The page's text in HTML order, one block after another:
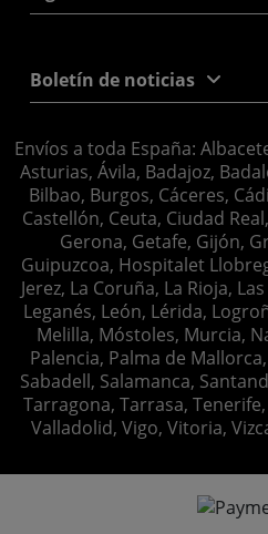
Boletín de noticias
Envíos a toda España:
Asturias, Ávila, Badajoz,
Bilbao, Burgos, Cáceres,
Castellón, Ceuta, Ciudad
Gerona, Getafe, Gijón,
Guipuzcoa, Hospitalet
Jerez, La Coruña, La Rioja,
Leganés, León, Lérida,
Melilla, Móstoles, Murcia,
Palencia, Palma de
Sabadell, Salamanca,
Tarragona, Tarrasa,
Valladolid, Vigo, Vitoria,